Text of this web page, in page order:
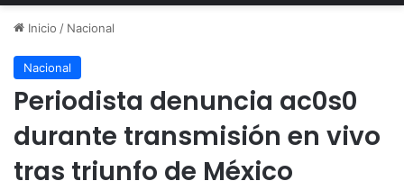
Inicio / Nacional
Nacional
Periodista denuncia ac0s0
durante transmisión en vivo
tras triunfo de México